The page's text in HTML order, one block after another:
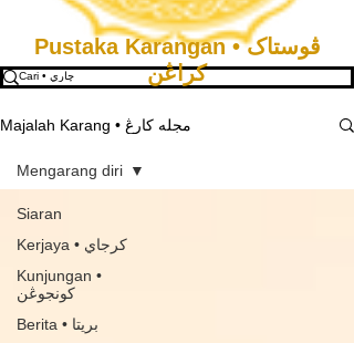
Pustaka Karangan • ڤوستاک
كراڠن
Majalah Karang • مجله كارڠ
Siaran
Kerjaya • كرجاي
Kunjungan •
كونجوڠن
Berita • بريتا
Mengarang diri